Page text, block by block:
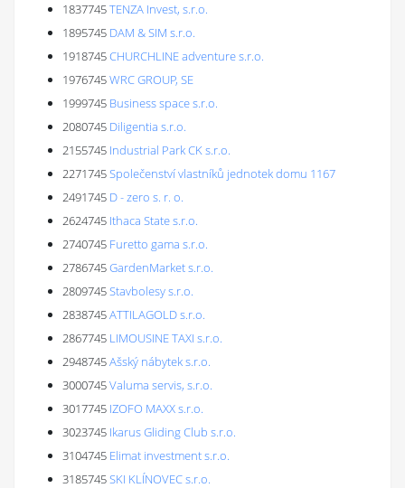
1837745TENZA Invest, s.r.o.
1895745 DAM & SIM s.r.o.
1918745CHURCHLINE adventure s.r.o.
1976745WRC GROUP, SE
1999745 Business space s.r.o.
2080745 Diligentia s.r.o.
2155745 Industrial Park CK s.r.o.
2271745Společenství vlastníků jednotek domu 1167
2491745 D - zero s. r. o.
2624745 Ithaca State s.r.o.
2740745 Furetto gama s.r.o.
2786745GardenMarket s.r.o.
2809745Stavbolesy s.r.o.
2838745ATTILAGOLD s.r.o.
2867745 LIMOUSINE TAXI s.r.o.
2948745Ašský nábytek s.r.o.
3000745Valuma servis, s.r.o.
3017745 IZOFO MAXX s.r.o.
3023745 Ikarus Gliding Club s.r.o.
3104745 Elimat investment s.r.o.
3185745SKI KLÍNOVEC s.r.o.